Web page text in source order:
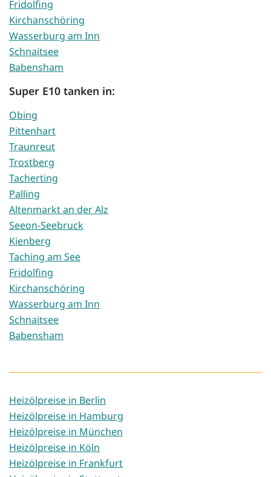
Fridolfing
Kirchanschöring
Wasserburg am Inn
Schnaitsee
Babensham
Super E10 tanken in:
Obing
Pittenhart
Traunreut
Trostberg
Tacherting
Palling
Altenmarkt an der Alz
Seeon-Seebruck
Kienberg
Taching am See
Fridolfing
Kirchanschöring
Wasserburg am Inn
Schnaitsee
Babensham
Heizölpreise in Berlin
Heizölpreise in Hamburg
Heizölpreise in München
Heizölpreise in Köln
Heizölpreise in Frankfurt